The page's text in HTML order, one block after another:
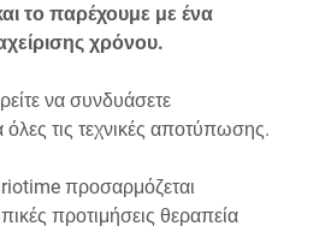
το παρέχουμε με ένα
χρόνου.
να συνδυάσετε
όλες τις τεχνικές αποτύπωσης.
προσαρμόζεται
προτιμήσεις θεραπεία